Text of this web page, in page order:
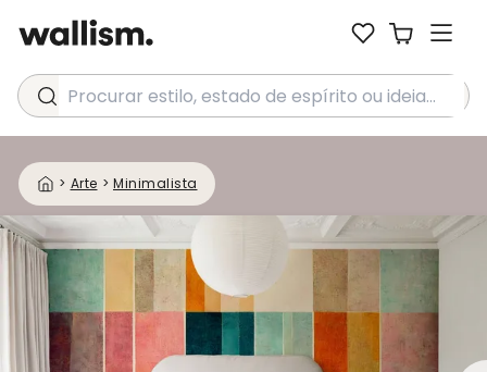
Procurar estilo, estado de espírito ou ideia...
> Arte > Minimalista